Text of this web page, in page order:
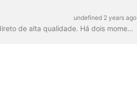
undefined 2 years ago
É necessário ter uma boa ligação à Internet para produzir transmissões em direto de alta qualidade. Há dois momentos cruciais que os streamers devem ter em conta para...